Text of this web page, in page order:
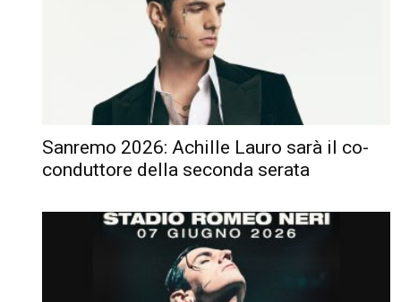
Sanremo 2026: Achille Lauro sarà il co-
conduttore della seconda serata